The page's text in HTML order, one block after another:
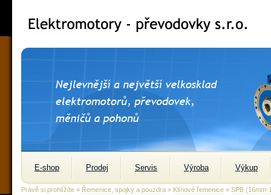
E-shop Prodej Servis Výroba Výkup
Právě si prohlížíte » Řemenice, spojky a pouzdra » Klínové řemenice » SPB (16mm-